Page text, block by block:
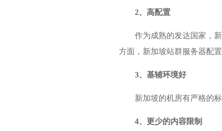
2、高配置
作为成熟的发达国家，
方面，新加坡站群服务器配
3、基辅环境好
新加坡的机房有严格的
4、更少的内容限制